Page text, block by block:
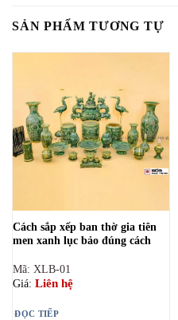
SẢN PHẨM TƯƠNG TỰ
Cách sắp xếp ban thờ gia tiên
men xanh lục bảo đúng cách
Mã: XLB-01
Giá: Liên hệ
ĐỌC TIẾP